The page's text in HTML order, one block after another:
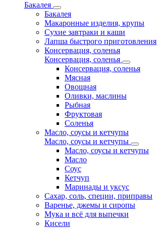
Бакалея
Бакалея
Макаронные изделия, крупы
Сухие завтраки и каши
Лапша быстрого приготовления
Консервация, соленья
Консервация, соленья
Консервация, соленья
Мясная
Овощная
Оливки, маслины
Рыбная
Фруктовая
Соленья
Масло, соусы и кетчупы
Масло, соусы и кетчупы
Масло, соусы и кетчупы
Масло
Соус
Кетчуп
Маринады и уксус
Сахар, соль, специи, приправы
Варенье, джемы и сиропы
Мука и всё для выпечки
Кисели